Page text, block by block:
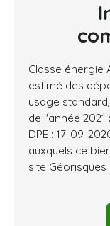
Classe énergie
estimé des
usage
de l'année
DPE : 17-09-
auxquels ce
site